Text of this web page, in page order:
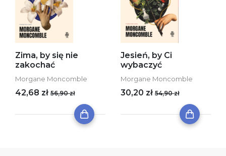
Zima, by się nie
zakochać
Morgane Moncomble
42,68 zł 56,90 zł
Jesień, by Ci
wybaczyć
Morgane Moncomble
30,20 zł 54,90 zł